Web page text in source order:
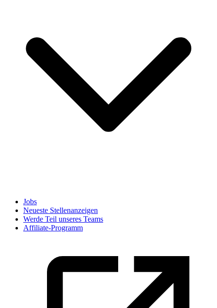
Jobs
Neueste Stellenanzeigen
Werde Teil unseres Teams
Affiliate-Programm